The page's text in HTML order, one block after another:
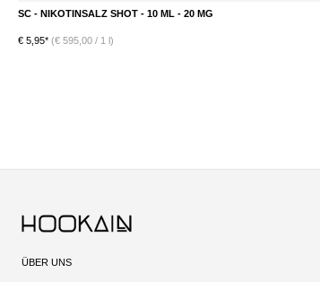
SC - NIKOTINSALZ SHOT - 10 ML - 20 MG
€ 5,95* (€ 595,00 / 1 l)
DETAILS
ÜBER UNS